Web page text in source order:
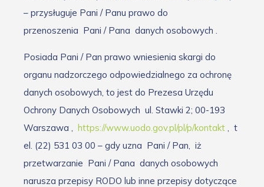
– przysługuje Pani / Panu prawo do
przenoszenia Pani / Pana danych osobowych .
Posiada Pani / Pan prawo wniesienia skargi do
organu nadzorczego odpowiedzialnego za ochronę
danych osobowych, to jest do Prezesa Urzędu
Ochrony Danych Osobowych ul. Stawki 2; 00-193
Warszawa , https://www.uodo.gov.pl/pl/p/kontakt , t
el. (22) 531 03 00 – gdy uzna Pani / Pan, iż
przetwarzanie Pani / Pana danych osobowych
narusza przepisy RODO lub inne przepisy dotyczące